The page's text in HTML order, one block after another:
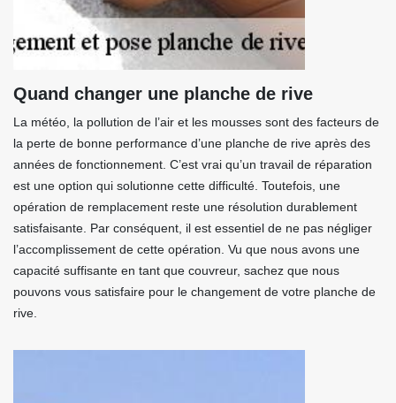
Quand changer une planche de rive
La météo, la pollution de l’air et les mousses sont des facteurs de
la perte de bonne performance d’une planche de rive après des
années de fonctionnement. C’est vrai qu’un travail de réparation
est une option qui solutionne cette difficulté. Toutefois, une
opération de remplacement reste une résolution durablement
satisfaisante. Par conséquent, il est essentiel de ne pas négliger
l’accomplissement de cette opération. Vu que nous avons une
capacité suffisante en tant que couvreur, sachez que nous
pouvons vous satisfaire pour le changement de votre planche de
rive.